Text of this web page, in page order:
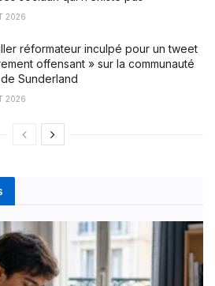
2026
réformateur inculpé pour un tweet
offensant » sur la communauté
Sunderland
2026